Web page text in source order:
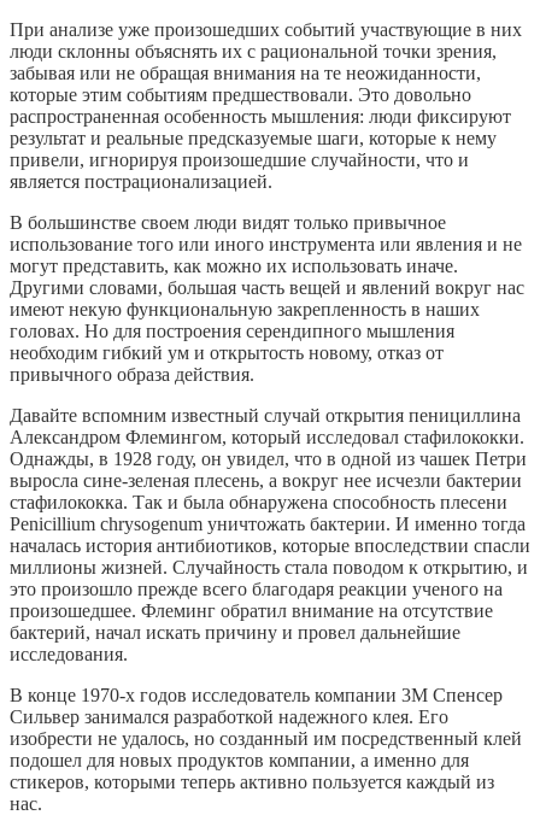
При анализе уже произошедших событий участвующие в них
люди склонны объяснять их с рациональной точки зрения,
забывая или не обращая внимания на те неожиданности,
которые этим событиям предшествовали. Это довольно
распространенная особенность мышления: люди фиксируют
результат и реальные предсказуемые шаги, которые к нему
привели, игнорируя произошедшие случайности, что и
является пострационализацией.
В большинстве своем люди видят только привычное
использование того или иного инструмента или явления и не
могут представить, как можно их использовать иначе.
Другими словами, большая часть вещей и явлений вокруг нас
имеют некую функциональную закрепленность в наших
головах. Но для построения серендипного мышления
необходим гибкий ум и открытость новому, отказ от
привычного образа действия.
Давайте вспомним известный случай открытия пенициллина
Александром Флемингом, который исследовал стафилококки.
Однажды, в 1928 году, он увидел, что в одной из чашек Петри
выросла сине-зеленая плесень, а вокруг нее исчезли бактерии
стафилококка. Так и была обнаружена способность плесени
Penicillium chrysogenum уничтожать бактерии. И именно тогда
началась история антибиотиков, которые впоследствии спасли
миллионы жизней. Случайность стала поводом к открытию, и
это произошло прежде всего благодаря реакции ученого на
произошедшее. Флеминг обратил внимание на отсутствие
бактерий, начал искать причину и провел дальнейшие
исследования.
В конце 1970-х годов исследователь компании 3M Спенсер
Сильвер занимался разработкой надежного клея. Его
изобрести не удалось, но созданный им посредственный клей
подошел для новых продуктов компании, а именно для
стикеров, которыми теперь активно пользуется каждый из
нас.